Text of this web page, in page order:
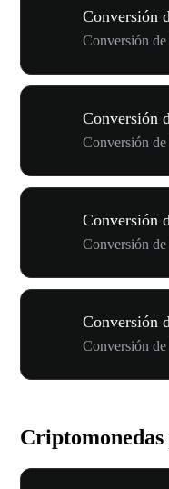
Conversión
Conversión
Conversión
Conversión
Conversión
Conversión
Conversión